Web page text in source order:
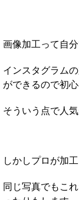
画像加工って自
インスタグラム
ができるので初
そういう点で人
しかしプロが加
同じ写真でもこ